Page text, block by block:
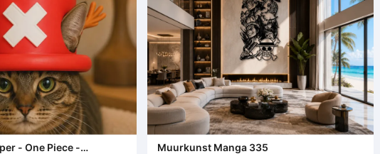
- One Piece -
Muurkunst Manga 335